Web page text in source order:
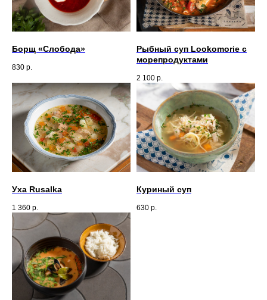
Борщ «Слобода»
830 р.
Рыбный суп Lookomorie с
морепродуктами
2 100 р.
Уха Rusalka
1 360 р.
Куриный суп
630 р.